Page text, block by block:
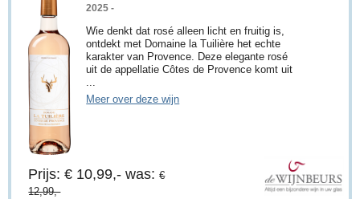
2025 -
Wie denkt dat rosé alleen licht en fruitig is,
ontdekt met Domaine la Tuilière het echte
karakter van Provence. Deze elegante rosé
uit de appellatie Côtes de Provence komt uit
...
Meer over deze wijn
Prijs: € 10,99,-was:€
12,99,-